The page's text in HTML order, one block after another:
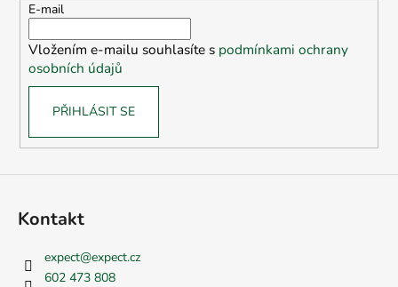
E-mail
Vložením e-mailu souhlasíte s podmínkami ochrany
osobních údajů
PŘIHLÁSIT SE
Kontakt
expect@expect.cz
602 473 808